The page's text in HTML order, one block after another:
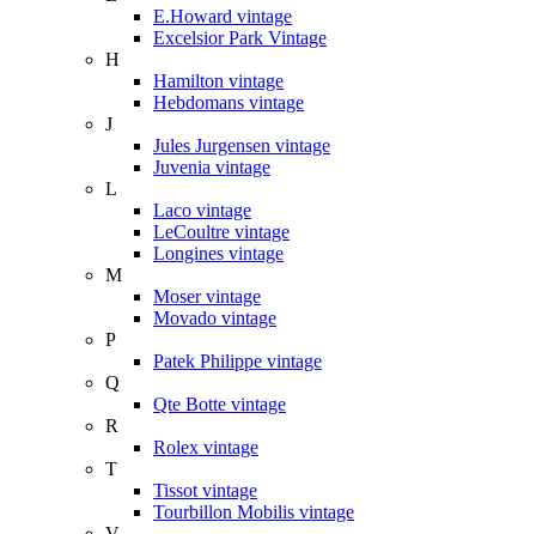
E.Howard vintage
Excelsior Park Vintage
H
Hamilton vintage
Hebdomans vintage
J
Jules Jurgensen vintage
Juvenia vintage
L
Laco vintage
LeCoultre vintage
Longines vintage
M
Moser vintage
Movado vintage
P
Patek Philippe vintage
Q
Qte Botte vintage
R
Rolex vintage
T
Tissot vintage
Tourbillon Mobilis vintage